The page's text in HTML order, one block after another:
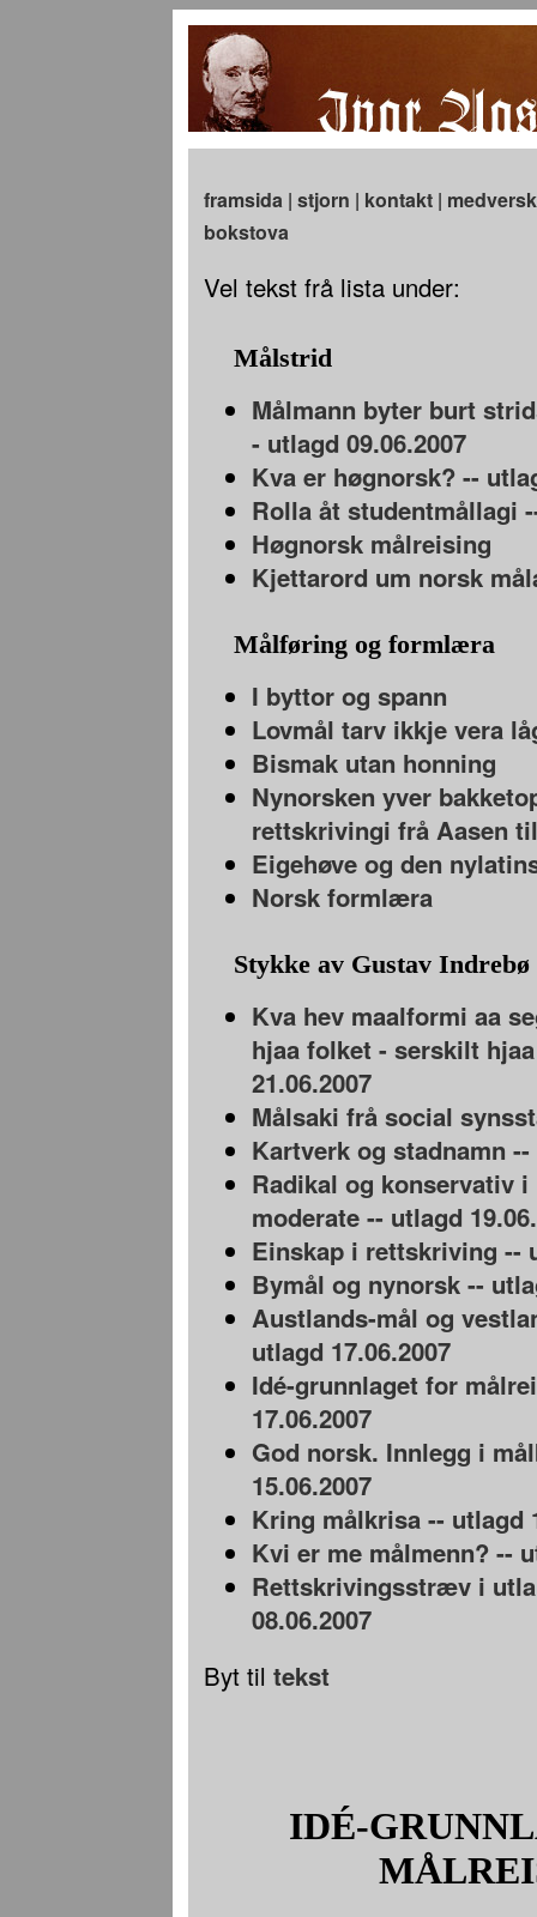
framsida| stjorn | kontakt|
bokstova
Vel tekst frå lista under:
Målstrid
Målmann byter burt
- utlagd 09.06.2007
Kva er høgnorsk? --
Rolla åt studentmållagi
Høgnorsk målreising
Kjettarord um norsk
Målføring og formlæra
I byttor og spann
Lovmål tarv ikkje vera
Bismak utan honning
Nynorsken yver
rettskrivingi frå Aasen
Eigehøve og den
Norsk formlæra
Stykke av Gustav Indrebø
Kva hev maalformi aa
hjaa folket - serskilt
21.06.2007
Målsaki frå social
Kartverk og stadnamn --
Radikal og konservativ
moderate -- utlagd
Einskap i rettskriving --
Bymål og nynorsk --
Austlands-mål og
utlagd 17.06.2007
Idé-grunnlaget for
17.06.2007
God norsk. Innlegg i
15.06.2007
Kring målkrisa -- utlagd
Kvi er me målmenn? --
Rettskrivingsstræv i
08.06.2007
Byt til tekst
IDÉ-